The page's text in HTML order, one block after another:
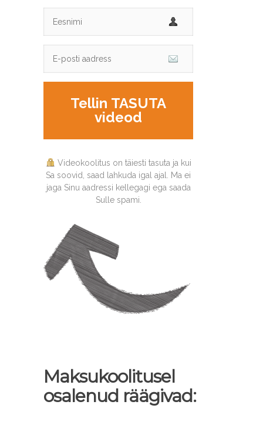
Tellin TASUTA
videod
Videokoolitus on täiesti tasuta ja kui
Sa soovid, saad lahkuda igal ajal. Ma ei
jaga Sinu aadressi kellegagi ega saada
Sulle spami.
Maksukoolitusel
osalenud räägivad: